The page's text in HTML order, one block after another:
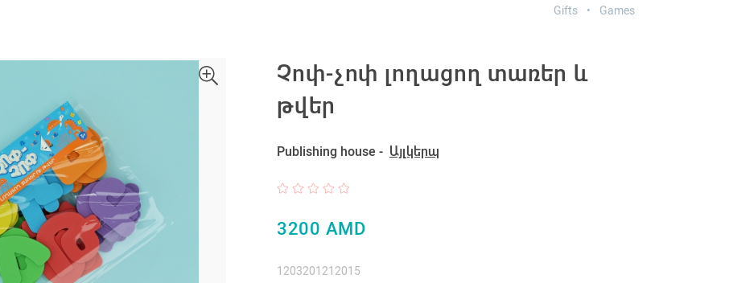
Gifts Games
Չոփ-չոփ լողացող տառեր և
թվեր
Publishing house - Այլկերպ
3200 AMD
1203201212015